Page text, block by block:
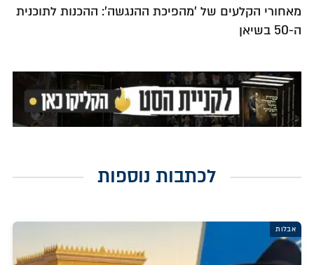
מאחורי הקלעים של 'מהפיכת ההנגשה': ההכנות לתוכנית
ה-50 בשיאן
לכתבות נוספות
אבלות